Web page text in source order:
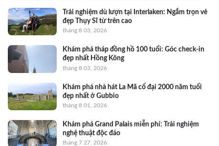
Trải nghiệm dù lượn tại Interlaken: Ngắm trọn vẻ
đẹp Thụy Sĩ từ trên cao
tháng 8 03, 2026
Khám phá tháp đồng hồ 100 tuổi: Góc check-in
đẹp nhất Hồng Kông
tháng 8 03, 2026
Khám phá nhà hát La Mã cổ đại 2000 năm tuổi
đẹp nhất ở Gubbio
tháng 8 01, 2026
Khám phá Grand Palais miễn phí: Trải nghiệm
nghệ thuật độc đáo
tháng 7 27, 2026